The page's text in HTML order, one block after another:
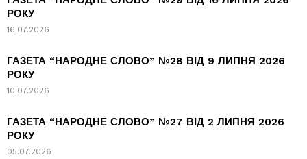
РОКУ
16.07.2026
ГАЗЕТА “НАРОДНЕ СЛОВО” №28 ВІД 9 ЛИПНЯ 2026
РОКУ
10.07.2026
ГАЗЕТА “НАРОДНЕ СЛОВО” №27 ВІД 2 ЛИПНЯ 2026
РОКУ
05.07.2026